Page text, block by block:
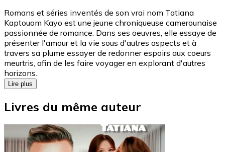
Romans et séries inventés de son vrai nom Tatiana
Kaptouom Kayo est une jeune chroniqueuse camerounaise
passionnée de romance. Dans ses oeuvres, elle essaye de
présenter l'amour et la vie sous d'autres aspects et à
travers sa plume essayer de redonner espoirs aux coeurs
meurtris, afin de les faire voyager en explorant d'autres
horizons.
Lire plus
Livres du même auteur